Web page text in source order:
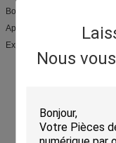
Nous
Bonne représentation de
Approbations internationales
Expérience de riches de